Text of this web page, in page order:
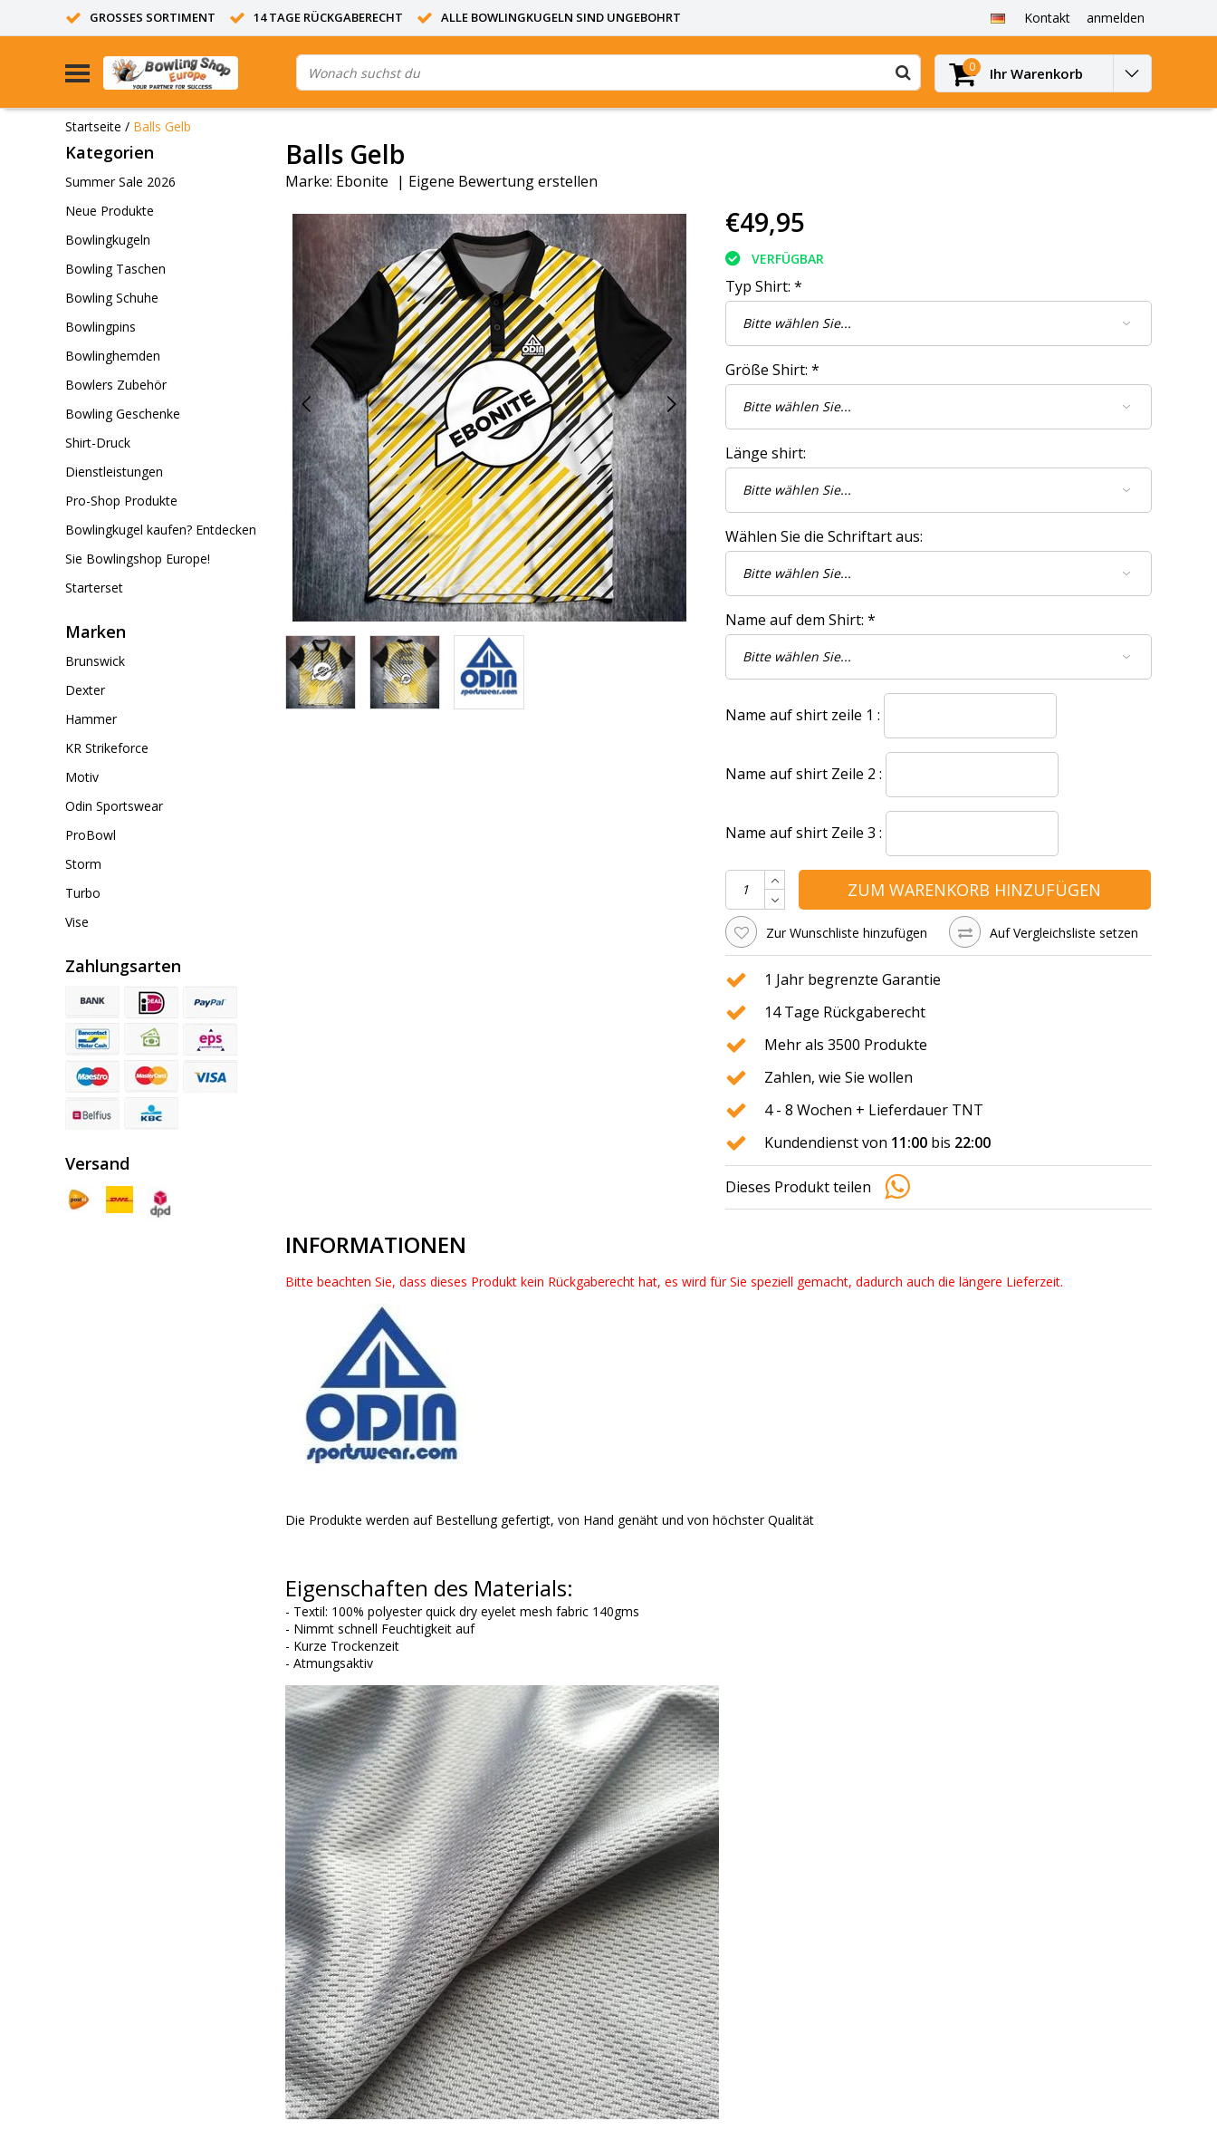
GROSSES SORTIMENT 14 TAGE RÜCKGABERECHT ALLE BOWLINGKUGELN SIND UNGEBOHRT Kontakt anmelden
0 Ihr Warenkorb
Startseite / Balls Gelb
Kategorien
Summer Sale 2026
Neue Produkte
Bowlingkugeln
Bowling Taschen
Bowling Schuhe
Bowlingpins
Bowlinghemden
Bowlers Zubehör
Bowling Geschenke
Shirt-Druck
Dienstleistungen
Pro-Shop Produkte
Bowlingkugel kaufen? Entdecken
Sie Bowlingshop Europe!
Starterset
Marken
Brunswick
Dexter
Hammer
KR Strikeforce
Motiv
Odin Sportswear
ProBowl
Storm
Turbo
Vise
Zahlungsarten
Versand
Balls Gelb
Marke: Ebonite | Eigene Bewertung erstellen
€49,95
VERFÜGBAR
Typ Shirt: *
Größe Shirt: *
Länge shirt:
Wählen Sie die Schriftart aus:
Name auf dem Shirt: *
Name auf shirt zeile 1 :
Name auf shirt Zeile 2 :
Name auf shirt Zeile 3 :
ZUM WARENKORB HINZUFÜGEN
Zur Wunschliste hinzufügen Auf Vergleichsliste setzen
1 Jahr begrenzte Garantie
14 Tage Rückgaberecht
Mehr als 3500 Produkte
Zahlen, wie Sie wollen
4 - 8 Wochen + Lieferdauer TNT
Kundendienst von 11:00 bis 22:00
Dieses Produkt teilen
INFORMATIONEN
Bitte beachten Sie, dass dieses Produkt kein Rückgaberecht hat, es wird für Sie speziell gemacht, dadurch auch die längere Lieferzeit.
Die Produkte werden auf Bestellung gefertigt, von Hand genäht und von höchster Qualität
Eigenschaften des Materials:
- Textil: 100% polyester quick dry eyelet mesh fabric 140gms
- Nimmt schnell Feuchtigkeit auf
- Kurze Trockenzeit
- Atmungsaktiv